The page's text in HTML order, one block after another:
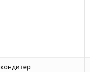
кондитер